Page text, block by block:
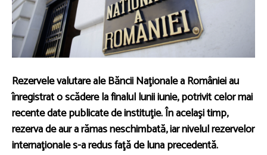
Rezervele valutare ale Băncii Naţionale a României au
înregistrat o scădere la finalul lunii iunie, potrivit celor mai
recente date publicate de instituţie. În acelaşi timp,
rezerva de aur a rămas neschimbată, iar nivelul rezervelor
internaţionale s-a redus faţă de luna precedentă.